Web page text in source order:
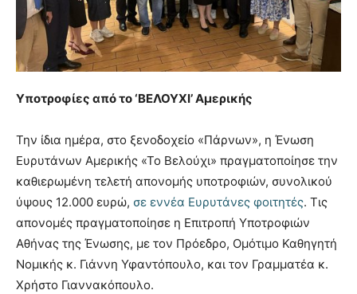
Υποτροφίες από το ‘ΒΕΛΟΥΧΙ’ Αμερικής
Την ίδια ημέρα, στο ξενοδοχείο «Πάρνων», η Ένωση
Ευρυτάνων Αμερικής «Το Βελούχι» πραγματοποίησε την
καθιερωμένη τελετή απονομής υποτροφιών, συνολικού
ύψους 12.000 ευρώ, σε εννέα Ευρυτάνες φοιτητές. Τις
απονομές πραγματοποίησε η Επιτροπή Υποτροφιών
Αθήνας της Ένωσης, με τον Πρόεδρο, Ομότιμο Καθηγητή
Νομικής κ. Γιάννη Υφαντόπουλο, και τον Γραμματέα κ.
Χρήστο Γιαννακόπουλο.